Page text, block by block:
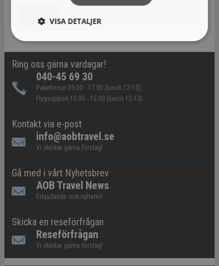
Ring oss gärna vardagar!
040-45 69 30
Paketresor 09.00 - 17.00 (lunch 12-13)
Flygsupport 10.00 - 15.00 (lunch 12-13)
Kontakt via e-post
info@aobtravel.se
Vi skickar gärna förslag!
Gå med i vårt Nyhetsbrev
AOB Travel News
Erbjudande och nyheter!
Skicka en reseförfrågan
Reseförfrågan
Vi skickar gärna förslag!
VISA DETALJER